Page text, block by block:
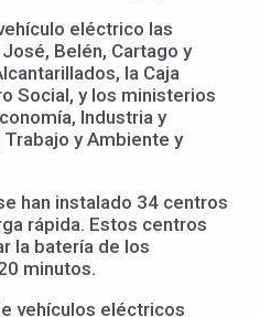
eléctrico las
Belén, Cartago y
la Caja
Social, y los ministerios
Industria y
y Ambiente y
han instalado 34 centros
rápida. Estos centros
la batería de los
minutos.
vehículos eléctricos